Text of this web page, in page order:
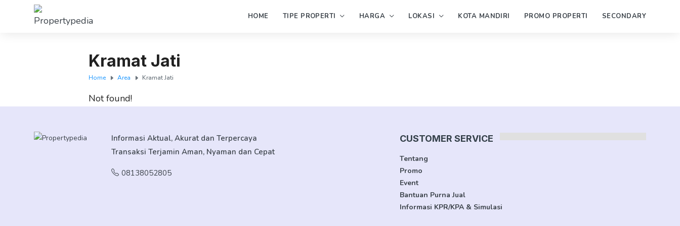
HOME TIPE PROPERTI HARGA LOKASI KOTA MANDIRI PROMO PROPERTI SECONDARY
Kramat Jati
Home Area Kramat Jati
Not found!
Informasi Aktual, Akurat dan Terpercaya
Transaksi Terjamin Aman, Nyaman dan Cepat
08138052805
CUSTOMER SERVICE
Tentang
Promo
Event
Bantuan Purna Jual
Informasi KPR/KPA & Simulasi